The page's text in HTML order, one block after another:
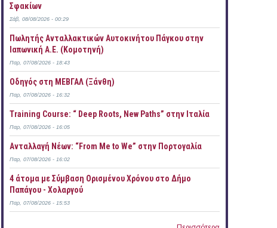
Σφακίων
Σάβ, 08/08/2026 - 00:29
Πωλητής Ανταλλακτικών Αυτοκινήτου Πάγκου στην
Ιαπωνική Α.Ε. (Κομοτηνή)
Παρ, 07/08/2026 - 18:43
Οδηγός στη ΜΕΒΓΑΛ (Ξάνθη)
Παρ, 07/08/2026 - 16:32
Training Course: “ Deep Roots, New Paths” στην Ιταλία
Παρ, 07/08/2026 - 16:05
Ανταλλαγή Νέων: “From Me to We” στην Πορτογαλία
Παρ, 07/08/2026 - 16:02
4 άτομα με Σύμβαση Ορισμένου Χρόνου στο Δήμο
Παπάγου - Χολαργού
Παρ, 07/08/2026 - 15:53